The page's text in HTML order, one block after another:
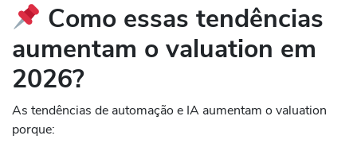
Como essas tendências
aumentam o valuation em
2026?
As tendências de automação e IA aumentam o valuation
porque: